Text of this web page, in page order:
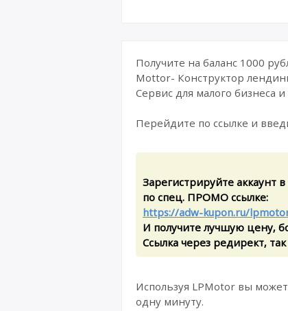
Получите на баланс 1000
Mottor- Конструктор
Сервис для малого бизнеса
Перейдите по ссылке и
Зарегистрируйте аккаунт
по спец. ПРОМО ссылке:
https://adw-kupon.ru/
И получите лучшую цену,
Ссылка через редирект, так
Используя LPMotor вы
одну минуту.